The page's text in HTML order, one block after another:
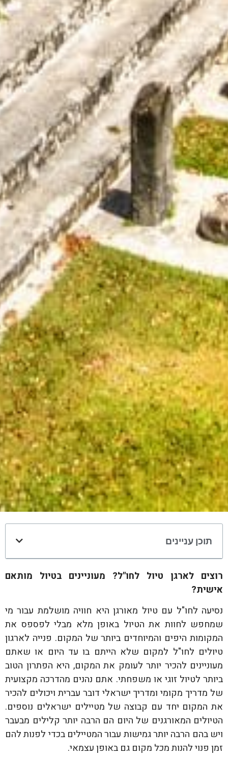
תוכן עניינים
רוצים לארגן טיול לחו"ל? מעוניינים בטיול מותאם
אישית?
נסיעה לחו"ל עם טיול מאורגן היא חוויה מושלמת עבור מי
שמחפש לחוות את הטיול באופן מלא מבלי לפספס את
המקומות היפים והמיוחדים ביותר של המקום. פנייה לארגון
טיולים לחו"ל למקום שלא הייתם בו עד היום או שאתם
מעוניינים להכיר יותר לעומק את המקום, היא הפתרון הטוב
ביותר לטיול זוגי או משפחתי. אתם נהנים מהדרכה מקצועית
של מדריך מקומי ומדריך ישראלי דובר עברית ויכולים להכיר
את המקום יחד עם קבוצה של מטיילים ישראלים נוספים.
הטיולים המאורגנים של היום הם הרבה יותר קלילים מבעבר
ויש בהם הרבה יותר גמישות עבור המטיילים בכדי לפנות להם
זמן פנוי להנות מכל מקום גם באופן עצמאי.